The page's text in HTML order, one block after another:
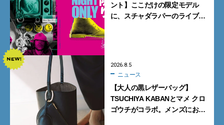
ント】ここだけの限定モデル
に、スチャダラパーのライブ
2026.8.5
ニュース
【大人の黒レザーバッグ】
TSUCHIYA KABANとマメ クロ
ゴウチがコラボ。メンズにおす